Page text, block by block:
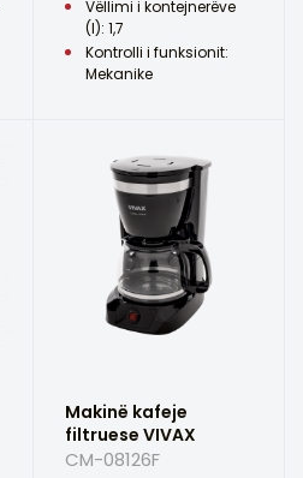
Vëllimi i kontejnerëve
(l): 1,7
Kontrolli i funksionit:
Mekanike
Makinë kafeje
filtruese VIVAX
CM-08126F